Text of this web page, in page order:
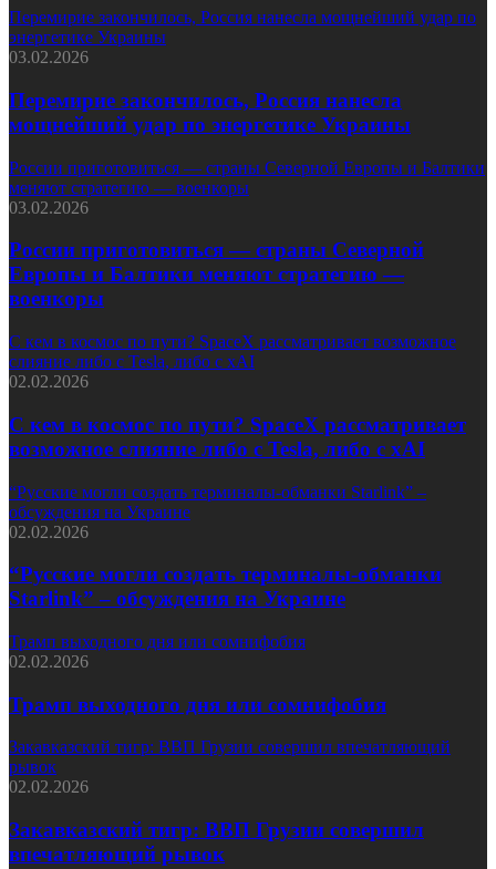
Перемирие закончилось, Россия нанесла мощнейший удар по
энергетике Украины
03.02.2026
Перемирие закончилось, Россия нанесла
мощнейший удар по энергетике Украины
России приготовиться — страны Северной Европы и Балтики
меняют стратегию — военкоры
03.02.2026
России приготовиться — страны Северной
Европы и Балтики меняют стратегию —
военкоры
С кем в космос по пути? SpaceX рассматривает возможное
слияние либо с Tesla, либо с xAI
02.02.2026
С кем в космос по пути? SpaceX рассматривает
возможное слияние либо с Tesla, либо с xAI
“Русские могли создать терминалы-обманки Starlink” –
обсуждения на Украине
02.02.2026
“Русские могли создать терминалы-обманки
Starlink” – обсуждения на Украине
Трамп выходного дня или сомнифобия
02.02.2026
Трамп выходного дня или сомнифобия
Закавказский тигр: ВВП Грузии совершил впечатляющий
рывок
02.02.2026
Закавказский тигр: ВВП Грузии совершил
впечатляющий рывок